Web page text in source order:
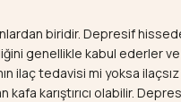
biridir. Depresif
genellikle kabul ederler
ilaç tedavisi mi yoksa
karıştırıcı olabilir.